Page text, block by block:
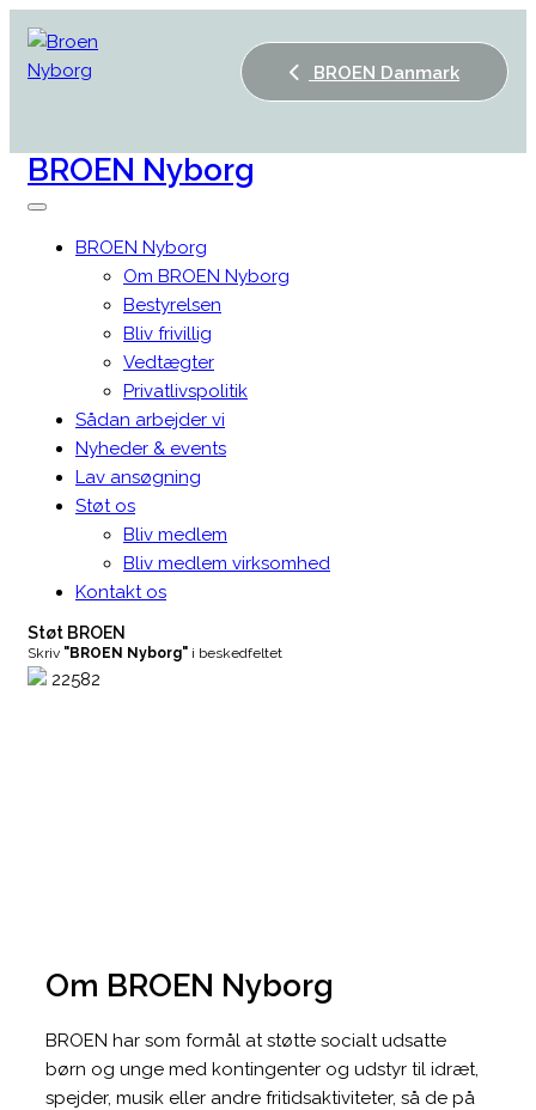
BROEN Danmark
BROEN Nyborg
BROEN Nyborg
Om BROEN Nyborg
Bestyrelsen
Bliv frivillig
Vedtægter
Privatlivspolitik
Sådan arbejder vi
Nyheder & events
Lav ansøgning
Støt os
Bliv medlem
Bliv medlem virksomhed
Kontakt os
Støt BROEN
Skriv "BROEN Nyborg" i beskedfeltet
22582
Om BROEN Nyborg
BROEN har som formål at støtte socialt udsatte
børn og unge med kontingenter og udstyr til idræt,
spejder, musik eller andre fritidsaktiviteter, så de på